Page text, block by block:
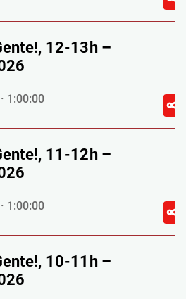
12-13h –
1:00:00
11-12h –
1:00:00
10-11h –